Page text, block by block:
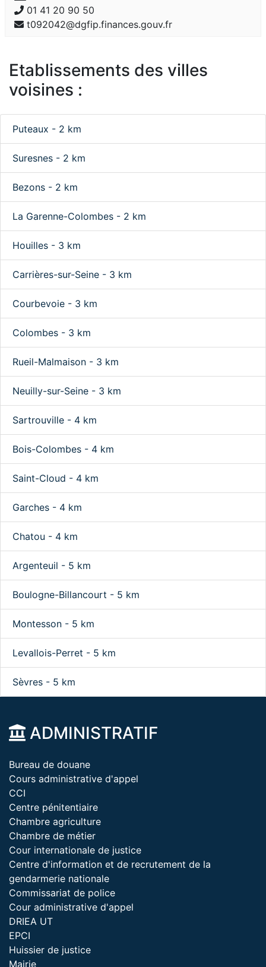
01 41 20 90 50
t092042@dgfip.finances.gouv.fr
Etablissements des villes
voisines :
Puteaux - 2 km
Suresnes - 2 km
Bezons - 2 km
La Garenne-Colombes - 2 km
Houilles - 3 km
Carrières-sur-Seine - 3 km
Courbevoie - 3 km
Colombes - 3 km
Rueil-Malmaison - 3 km
Neuilly-sur-Seine - 3 km
Sartrouville - 4 km
Bois-Colombes - 4 km
Saint-Cloud - 4 km
Garches - 4 km
Chatou - 4 km
Argenteuil - 5 km
Boulogne-Billancourt - 5 km
Montesson - 5 km
Levallois-Perret - 5 km
Sèvres - 5 km
ADMINISTRATIF
Bureau de douane
Cours administrative d'appel
CCI
Centre pénitentiaire
Chambre agriculture
Chambre de métier
Cour internationale de justice
Centre d'information et de recrutement de la
gendarmerie nationale
Commissariat de police
Cour administrative d'appel
DRIEA UT
EPCI
Huissier de justice
Mairie